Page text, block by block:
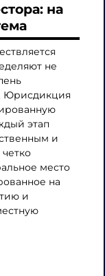
на
не
Юрисдикция
этап
и
место
на
и